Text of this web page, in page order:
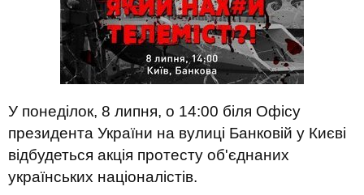
У понеділок, 8 липня, о 14:00 біля Офісу
президента України на вулиці Банковій у Києві
відбудеться акція протесту об'єднаних
українських націоналістів.